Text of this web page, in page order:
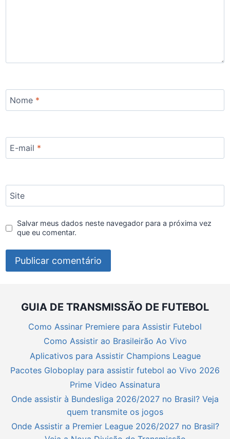
Nome *
E-mail *
Site
Salvar meus dados neste navegador para a próxima vez
que eu comentar.
GUIA DE TRANSMISSÃO DE FUTEBOL
Como Assinar Premiere para Assistir Futebol
Como Assistir ao Brasileirão Ao Vivo
Aplicativos para Assistir Champions League
Pacotes Globoplay para assistir futebol ao Vivo 2026
Prime Video Assinatura
Onde assistir à Bundesliga 2026/2027 no Brasil? Veja
quem transmite os jogos
Onde Assistir a Premier League 2026/2027 no Brasil?